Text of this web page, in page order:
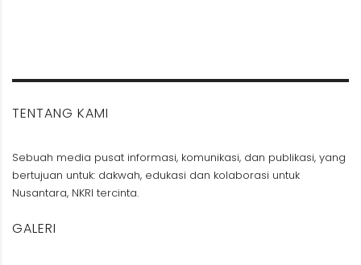
TENTANG KAMI
Sebuah media pusat informasi, komunikasi, dan publikasi, yang
bertujuan untuk: dakwah, edukasi dan kolaborasi untuk
Nusantara, NKRI tercinta.
GALERI